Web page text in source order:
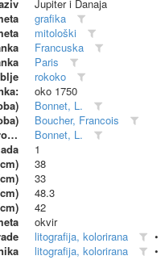
Jupiter i Danaja
grafika
mitološki
Francuska
Paris
rokoko
oko 1750
Bonnet, L.
Boucher, Francois
Autorska radionica (proizvođač)
Bonnet, L.
1
38
33
48.3
42
okvir
litografija, kolorirana •
litografija, kolorirana •